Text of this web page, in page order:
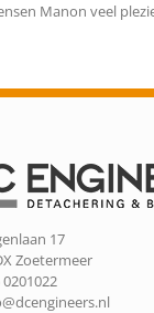
Manon veel
17
Zoetermeer
0201022